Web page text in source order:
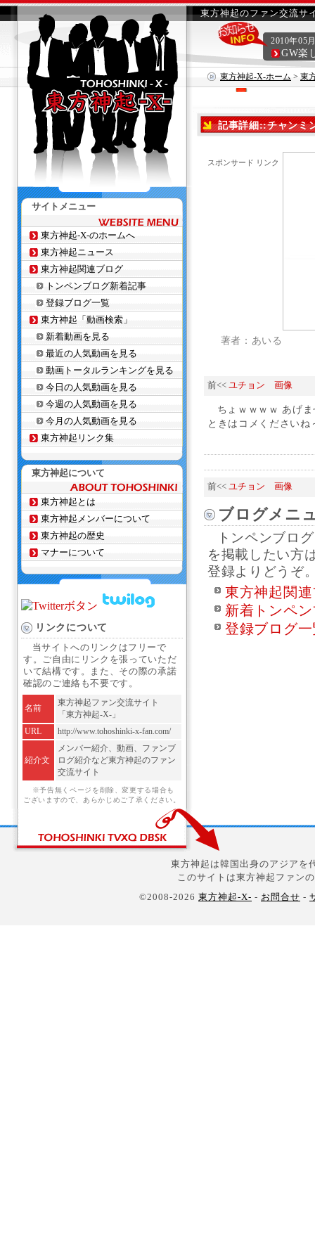
東方神起のファン交流サ
東方神起-X-ホーム > 東
2010年05
GW楽
記事詳細::チャン
スポンサード リンク
著者：あいる
前<< ユチョン 画像
ちょｗｗｗｗ あげ
ときはコメください
前<< ユチョン 画像
ブログメニ
トンペンブロ
を掲載したい方
登録よりどうぞ
東方神起関
新着トンペ
登録ブログ
サイトメニュー
東方神起-X-のホームへ
東方神起ニュース
東方神起関連ブログ
トンペンブログ新着記事
登録ブログ一覧
東方神起「動画検索」
新着動画を見る
最近の人気動画を見る
動画トータルランキングを見る
今日の人気動画を見る
今週の人気動画を見る
今月の人気動画を見る
東方神起リンク集
東方神起について
東方神起とは
東方神起メンバーについて
東方神起の歴史
マナーについて
リンクについて
当サイトへのリンクはフリーで
す。ご自由にリンクを張っていただ
いて結構です。また、その際の承諾
確認のご連絡も不要です。
名前
東方神起ファン交流サイト
「東方神起-X-」
URL
http://www.tohoshinki-x-fan.com/
紹介文
メンバー紹介、動画、ファンブ
ログ紹介など東方神起のファン
交流サイト
※予告無くページを削除、変更する場合も
ございますので、あらかじめご了承ください。
東方神起は韓国出身のアジアを
このサイトは東方神起ファン
©2008-2026 東方神起-X- - お問合せ -